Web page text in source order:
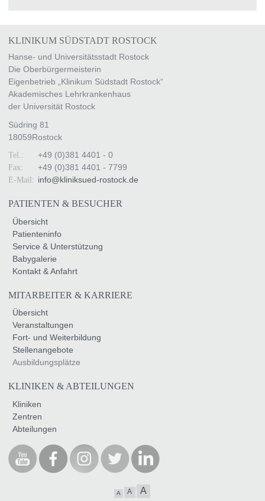
KLINIKUM SÜDSTADT ROSTOCK
Hanse- und Universitätsstadt Rostock
Die Oberbürgermeisterin
Eigenbetrieb „Klinikum Südstadt Rostock“
Akademisches Lehrkrankenhaus
der Universität Rostock
Südring 81
18059Rostock
Tel.: +49 (0)381 4401 - 0
Fax: +49 (0)381 4401 - 7799
E-Mail: info@kliniksued-rostock.de
PATIENTEN & BESUCHER
Übersicht
Patienteninfo
Service & Unterstützung
Babygalerie
Kontakt & Anfahrt
MITARBEITER & KARRIERE
Übersicht
Veranstaltungen
Fort- und Weiterbildung
Stellenangebote
Ausbildungsplätze
KLINIKEN & ABTEILUNGEN
Kliniken
Zentren
Abteilungen
A A A